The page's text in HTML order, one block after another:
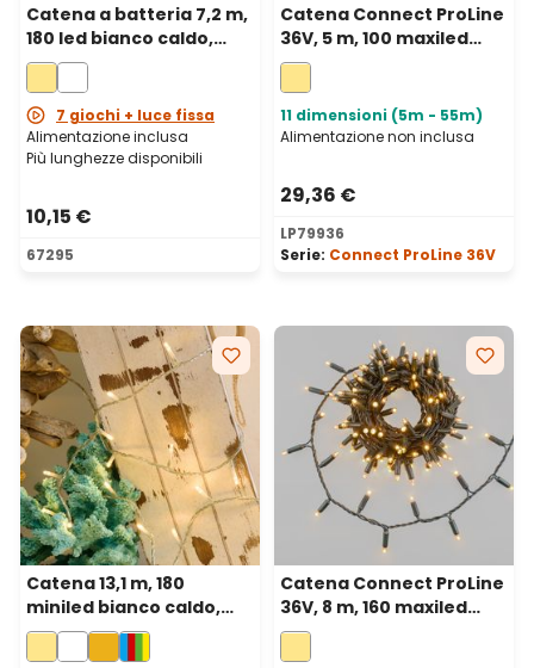
Catena a batteria 7,2 m,
180 led bianco caldo,
cavo trasparente, con
telecomando
7 giochi + luce fissa
Alimentazione inclusa
Più lunghezze disponibili
10,15 €
67295
Catena Connect ProLine
36V, 5 m, 100 maxiled
bianco caldo, cavo
verde, prolungabile
11 dimensioni (5m - 55m)
Alimentazione non inclusa
29,36 €
LP79936
Serie: Connect ProLine 36V
Catena 13,1 m, 180
miniled bianco caldo,
cavo trasparente
Catena Connect ProLine
36V, 8 m, 160 maxiled
bianco caldo, cavo
verde, prolungabile